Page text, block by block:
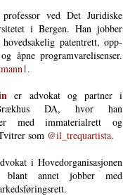
ved Det Juri­diske
i Bergen. Han jobber
patent­­rett, opp­
åpne program­vare­lisenser.
er advokat og partner i
DA, hvor han
med immaterial­rett og
som @il_trequartista.
i Hovedorganisasjonen
annet jobber med